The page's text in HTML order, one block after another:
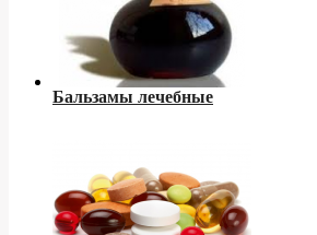
Бальзамы лечебные